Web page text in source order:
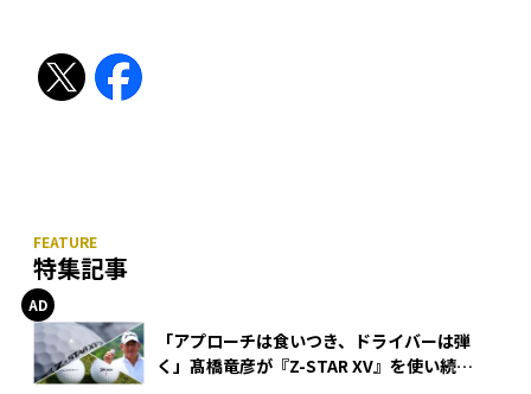
特集記事
「アプローチは食いつき、ドライバーは弾
く」髙橋竜彦が『Z-STAR XV』を使い続け